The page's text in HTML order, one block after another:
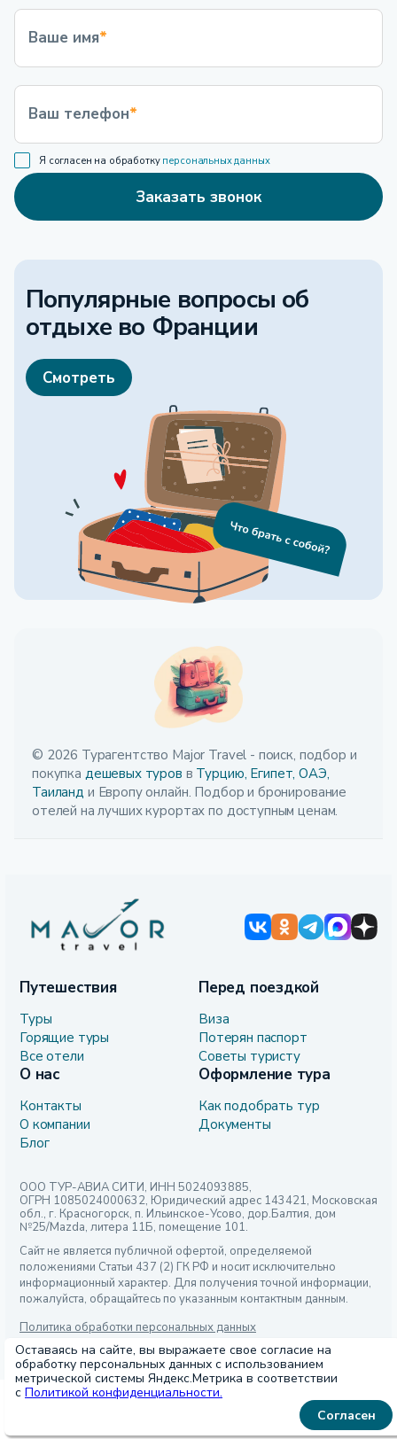
Ваше имя*
Ваш телефон*
Я согласен на обработку персональных данных
Заказать звонок
Популярные вопросы об
отдыхе во Франции
Смотреть
© 2026 Турагентство Major Travel - поиск, подбор и
покупка дешевых туров в Турцию, Египет, ОАЭ,
Таиланд и Европу онлайн. Подбор и бронирование
отелей на лучших курортах по доступным ценам.
Путешествия
Туры
Горящие туры
Все отели
Перед поездкой
Виза
Потерян паспорт
Советы туристу
Оформление тура
Как подобрать тур
Документы
О нас
Контакты
О компании
Блог
ООО ТУР-АВИА СИТИ, ИНН 5024093885,
ОГРН 1085024000632, Юридический адрес 143421, Московская
обл., г. Красногорск, п. Ильинское-Усово, дор.Балтия, дом
№25/Mazda, литера 11Б, помещение 101.
Сайт не является публичной офертой, определяемой
положениями Статьи 437 (2) ГК РФ и носит исключительно
информационный характер. Для получения точной информации,
пожалуйста, обращайтесь по указанным контактным данным.
Политика обработки персональных данных
© Major Travel 2026. Все права защищены
Оставаясь на сайте, вы выражаете свое согласие на
обработку персональных данных с использованием
метрической системы Яндекс.Метрика в соответствии
с Политикой конфиденциальности.
Согласен